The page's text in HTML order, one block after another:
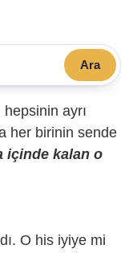
Ara
ayrı
her birinin sende
içinde kalan o
O his iyiye mi